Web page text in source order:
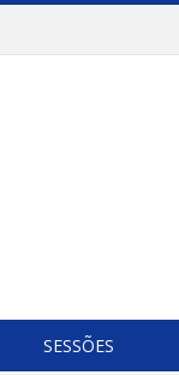
SESSÕES